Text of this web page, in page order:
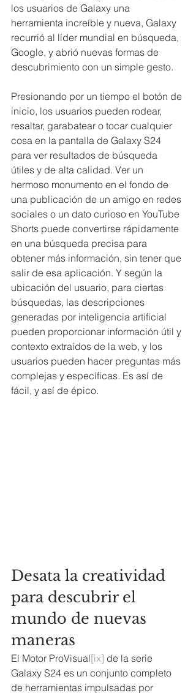
los usuarios de Galaxy una
herramienta increíble y nueva, Galaxy
recurrió al líder mundial en búsqueda,
Google, y abrió nuevas formas de
descubrimiento con un simple gesto.
Presionando por un tiempo el botón de
inicio, los usuarios pueden rodear,
resaltar, garabatear o tocar cualquier
cosa en la pantalla de Galaxy S24
para ver resultados de búsqueda
útiles y de alta calidad. Ver un
hermoso monumento en el fondo de
una publicación de un amigo en redes
sociales o un dato curioso en YouTube
Shorts puede convertirse rápidamente
en una búsqueda precisa para
obtener más información, sin tener que
salir de esa aplicación. Y según la
ubicación del usuario, para ciertas
búsquedas, las descripciones
generadas por inteligencia artificial
pueden proporcionar información útil y
contexto extraídos de la web, y los
usuarios pueden hacer preguntas más
complejas y específicas. Es así de
fácil, y así de épico.
Desata la creatividad
para descubrir el
mundo de nuevas
maneras
El Motor ProVisual[ix] de la serie
Galaxy S24 es un conjunto completo
de herramientas impulsadas por